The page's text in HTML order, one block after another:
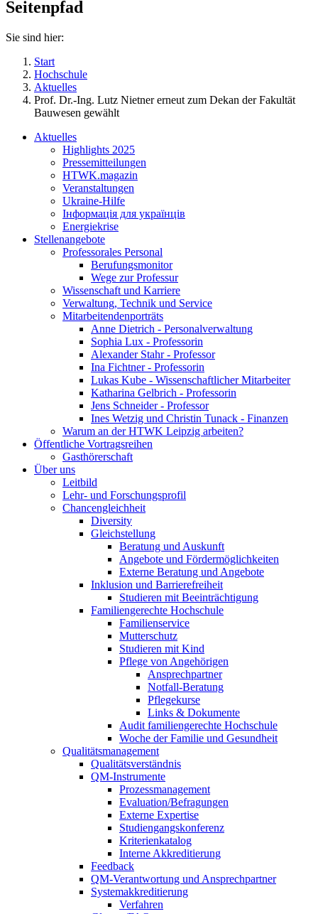
Seitenpfad
Sie sind hier:
Start
Hochschule
Aktuelles
Prof. Dr.-Ing. Lutz Nietner erneut zum Dekan der Fakultät
Bauwesen gewählt
Aktuelles
Highlights 2025
Pressemitteilungen
HTWK.magazin
Veranstaltungen
Ukraine-Hilfe
Інформація для українців
Energiekrise
Stellenangebote
Professorales Personal
Berufungsmonitor
Wege zur Professur
Wissenschaft und Karriere
Verwaltung, Technik und Service
Mitarbeitendenporträts
Anne Dietrich - Personalverwaltung
Sophia Lux - Professorin
Alexander Stahr - Professor
Ina Fichtner - Professorin
Lukas Kube - Wissenschaftlicher Mitarbeiter
Katharina Gelbrich - Professorin
Jens Schneider - Professor
Ines Wetzig und Christin Tunack - Finanzen
Warum an der HTWK Leipzig arbeiten?
Öffentliche Vortragsreihen
Gasthörerschaft
Über uns
Leitbild
Lehr- und Forschungsprofil
Chancengleichheit
Diversity
Gleichstellung
Beratung und Auskunft
Angebote und Fördermöglichkeiten
Externe Beratung und Angebote
Inklusion und Barrierefreiheit
Studieren mit Beeinträchtigung
Familiengerechte Hochschule
Familienservice
Mutterschutz
Studieren mit Kind
Pflege von Angehörigen
Ansprechpartner
Notfall-Beratung
Pflegekurse
Links & Dokumente
Audit familiengerechte Hochschule
Woche der Familie und Gesundheit
Qualitätsmanagement
Qualitätsverständnis
QM-Instrumente
Prozessmanagement
Evaluation/Befragungen
Externe Expertise
Studiengangskonferenz
Kriterienkatalog
Interne Akkreditierung
Feedback
QM-Verantwortung und Ansprechpartner
Systemakkreditierung
Verfahren